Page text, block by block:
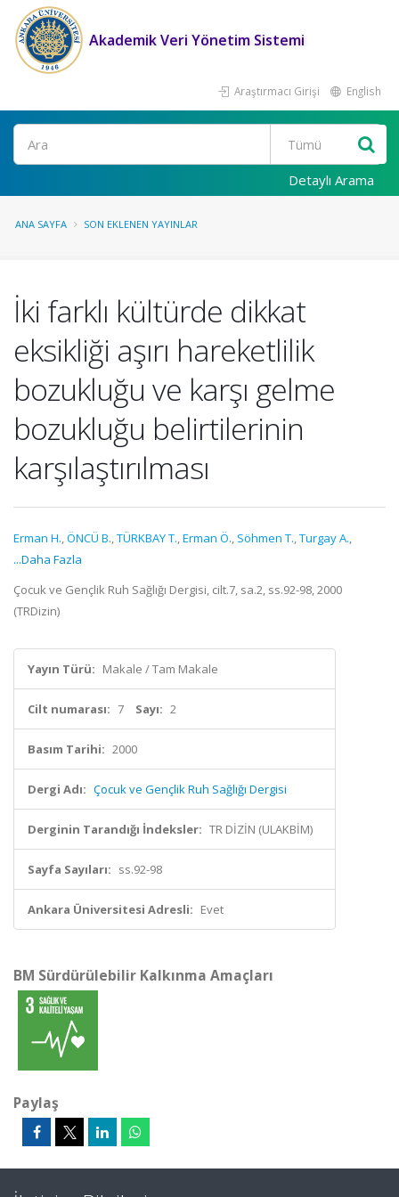
Akademik Veri Yönetim Sistemi
Araştırmacı Girişi English
Ara
Detaylı Arama
ANA SAYFA SON EKLENEN YAYINLAR
İki farklı kültürde dikkat
eksikliği aşırı hareketlilik
bozukluğu ve karşı gelme
bozukluğu belirtilerinin
karşılaştırılması
Erman H.,ÖNCÜ B.,TÜRKBAY T.,Erman Ö., Söhmen T.,Turgay A.,
...Daha Fazla
Çocuk ve Gençlik Ruh Sağlığı Dergisi, cilt.7, sa.2, ss.92-98, 2000
(TRDizin)
Yayın Türü: Makale / Tam Makale
Cilt numarası: 7 Sayı: 2
Basım Tarihi: 2000
Dergi Adı: Çocuk ve Gençlik Ruh Sağlığı Dergisi
Derginin Tarandığı İndeksler: TR DİZİN (ULAKBİM)
Sayfa Sayıları: ss.92-98
Ankara Üniversitesi Adresli: Evet
BM Sürdürülebilir Kalkınma Amaçları
Paylaş